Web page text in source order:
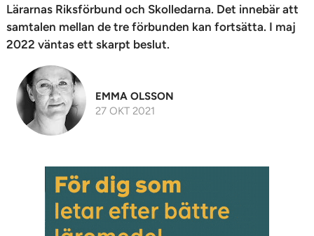
Lärarnas Riksförbund och Skolledarna. Det innebär att
samtalen mellan de tre förbunden kan fortsätta. I maj
2022 väntas ett skarpt beslut.
EMMA OLSSON
27 OKT 2021